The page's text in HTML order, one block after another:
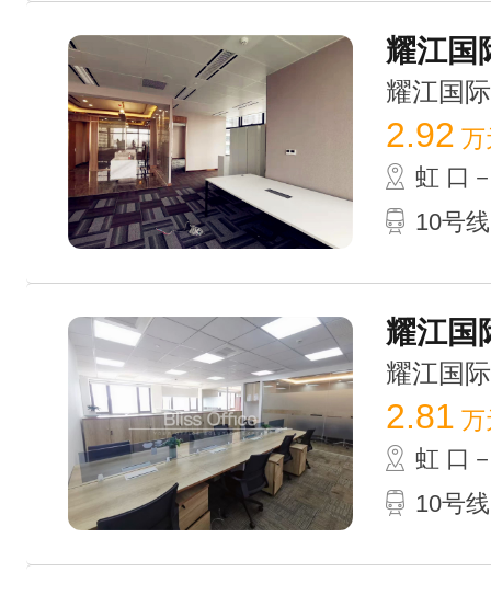
耀江国
耀江国
2.92 万
虹 口
10号
耀江国
耀江国
2.81 万
虹 口
10号